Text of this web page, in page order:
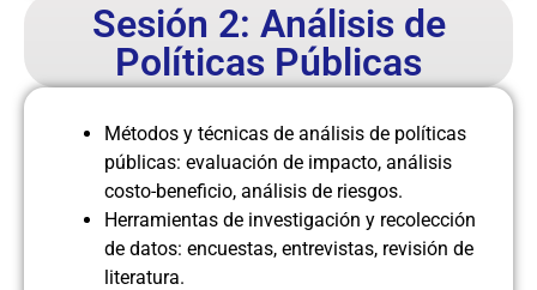
Sesión 2: Análisis de
Políticas Públicas
Métodos y técnicas de análisis de políticas
públicas: evaluación de impacto, análisis
costo-beneficio, análisis de riesgos.
Herramientas de investigación y recolección
de datos: encuestas, entrevistas, revisión de
literatura.